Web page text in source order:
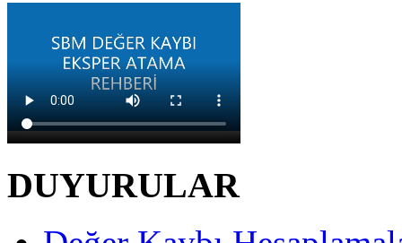
DUYURULAR